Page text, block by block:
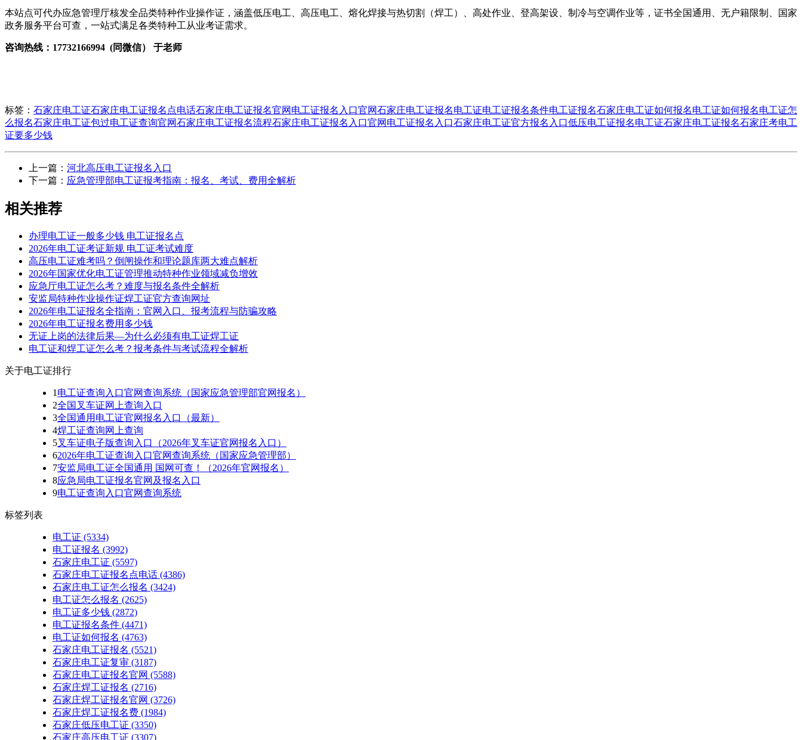
本站点可代办应急管理厅核发全品类特种作业操作证，涵盖低压电工、高压电工、熔化焊接与热切割（焊工）、高处作业、登高架设、制冷与空调作业等，证书全国通用、无户籍限制、国家
政务服务平台可查，一站式满足各类特种工从业考证需求。
咨询热线：17732166994 (同微信） 于老师
标签： 石家庄电工证石家庄电工证报名点电话石家庄电工证报名官网 电工证报名入口官网石家庄电工证报名电工证电工证报名条件电工证报名石家庄电工证如何报名电工证如何报名电工证怎
么报名石家庄电工证包过电工证查询官网石家庄电工证报名流程石家庄电工证报名入口官网 电工证报名入口石家庄电工证官方报名入口低压电工证报名电工证石家庄电工证报名石家庄考电工
证要多少钱
上一篇： 河北高压电工证报名入口
下一篇： 应急管理部电工证报考指南：报名、考试、费用全解析
相关推荐
办理电工证一般多少钱 电工证报名点
2026年电工证考证新规 电工证考试难度
高压电工证难考吗？倒闸操作和理论题库两大难点解析
2026年国家优化电工证管理推动特种作业领域减负增效
应急厅电工证怎么考？难度与报名条件全解析
安监局特种作业操作证焊工证官方查询网址
2026年电工证报名全指南：官网入口、报考流程与防骗攻略
2026年电工证报名费用多少钱
无证上岗的法律后果—为什么必须有电工证焊工证
电工证和焊工证怎么考？报考条件与考试流程全解析
关于电工证排行
1 电工证查询入口官网查询系统（国家应急管理部官网报名）
2全国叉车证网上查询入口
3全国通用电工证官网报名入口（最新）
4焊工证查询网上查询
5叉车证电子版查询入口（2026年叉车证官网报名入口）
62026年电工证查询入口官网查询系统（国家应急管理部）
7安监局电工证全国通用 国网可查！（2026年官网报名）
8应急局电工证报名官网及报名入口
9电工证查询入口官网查询系统
标签列表
电工证 (5334)
电工证报名 (3992)
石家庄电工证 (5597)
石家庄电工证报名点电话 (4386)
石家庄电工证怎么报名 (3424)
电工证怎么报名 (2625)
电工证多少钱 (2872)
电工证报名条件 (4471)
电工证如何报名 (4763)
石家庄电工证报名 (5521)
石家庄电工证复审 (3187)
石家庄电工证报名官网 (5588)
石家庄焊工证报名 (2716)
石家庄焊工证报名官网 (3726)
石家庄焊工证报名费 (1984)
石家庄低压电工证 (3350)
石家庄高压电工证 (3307)